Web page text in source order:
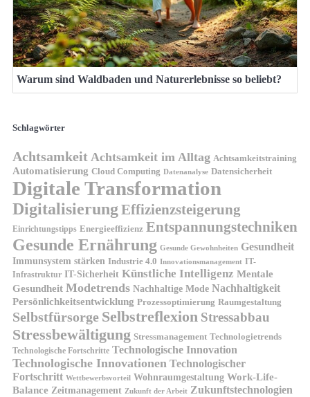
Warum sind Waldbaden und Naturerlebnisse so beliebt?
Schlagwörter
Achtsamkeit Achtsamkeit im Alltag Achtsamkeitstraining
Automatisierung Cloud Computing Datenanalyse Datensicherheit
Digitale Transformation
Digitalisierung Effizienzsteigerung
Einrichtungstipps Energieeffizienz Entspannungstechniken
Gesunde Ernährung Gesunde Gewohnheiten Gesundheit
Immunsystem stärken Industrie 4.0 Innovationsmanagement IT-
Infrastruktur IT-Sicherheit Künstliche Intelligenz Mentale
Gesundheit Modetrends Nachhaltige Mode Nachhaltigkeit
Persönlichkeitsentwicklung Prozessoptimierung Raumgestaltung
Selbstfürsorge Selbstreflexion Stressabbau
Stressbewältigung Stressmanagement Technologietrends
Technologische Fortschritte Technologische Innovation
Technologische Innovationen Technologischer
Fortschritt Wettbewerbsvorteil Wohnraumgestaltung Work-Life-
Balance Zeitmanagement Zukunft der Arbeit Zukunftstechnologien